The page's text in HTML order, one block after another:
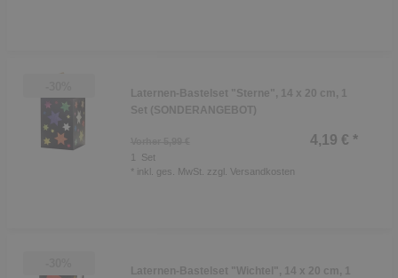
Laternen-Bastelset "Sterne", 14 x 20 cm, 1
Set (SONDERANGEBOT)
4,19 € *
1
Set
* inkl. ges. MwSt. zzgl. Versandkosten
Laternen-Bastelset "Wichtel", 14 x 20 cm, 1